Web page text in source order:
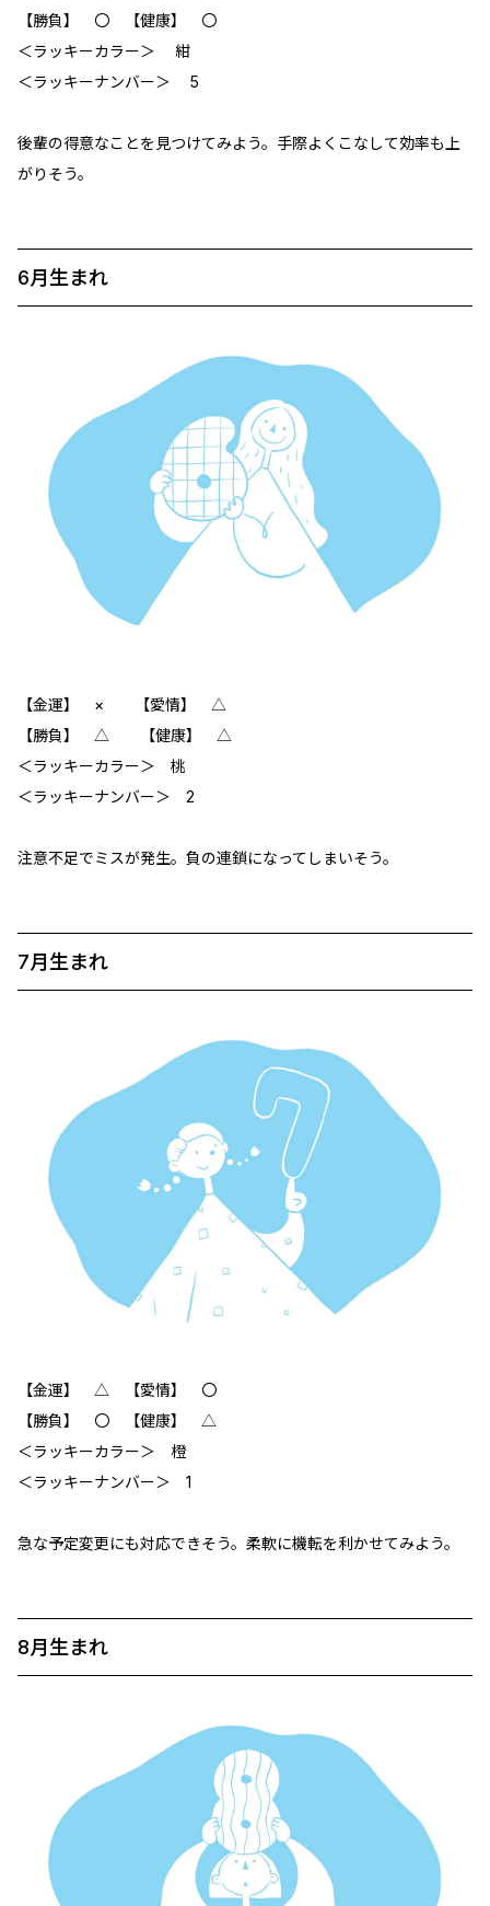
【勝負】 〇 【健康】 〇
＜ラッキーカラー＞ 紺
＜ラッキーナンバー＞ 5
後輩の得意なことを見つけてみよう。手際よくこなして効率も上
がりそう。
6月生まれ
【金運】 × 【愛情】 △
【勝負】 △ 【健康】 △
＜ラッキーカラー＞ 桃
＜ラッキーナンバー＞ 2
注意不足でミスが発生。負の連鎖になってしまいそう。
7月生まれ
【金運】 △ 【愛情】 〇
【勝負】 〇 【健康】 △
＜ラッキーカラー＞ 橙
＜ラッキーナンバー＞ 1
急な予定変更にも対応できそう。柔軟に機転を利かせてみよう。
8月生まれ